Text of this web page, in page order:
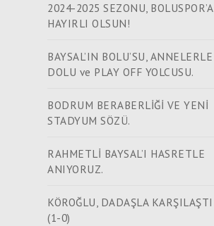
2024-2025 SEZONU, BOLUSPOR’A
HAYIRLI OLSUN!
BAYSAL’IN BOLU’SU, ANNELERLE
DOLU ve PLAY OFF YOLCUSU.
BODRUM BERABERLİĞİ VE YENİ
STADYUM SÖZÜ.
RAHMETLİ BAYSAL’I HASRETLE
ANIYORUZ.
KÖROĞLU, DADAŞLA KARŞILAŞTI
(1-0)